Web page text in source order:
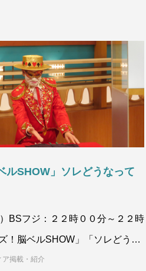
ルSHOW」ソレどうなって
BSフジ：２２時００分～２２時
！脳ベルSHOW」「ソレどうな
テラン芸能人が
ア掲載・紹介